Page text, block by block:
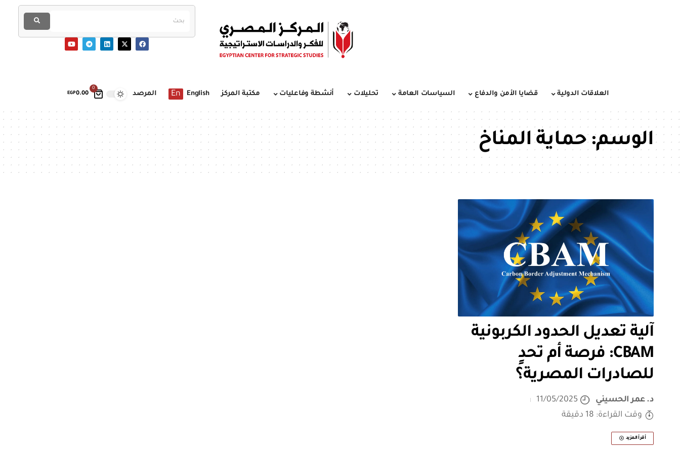
0
EGP0.00 العلاقات الدولية قضايا الأمن والدفاع السياسات العامة تحليلات أنشطة وفاعليات مكتبة المركز English
En المرصد
الوسم:حماية المناخ
آلية تعديل الحدود الكربونية
CBAM: فرصة أم تحدٍ
للصادرات المصرية؟
د. عمر الحسيني
11/05/2025
وقت القراءة: 18 دقيقة
أقرأ المزيد